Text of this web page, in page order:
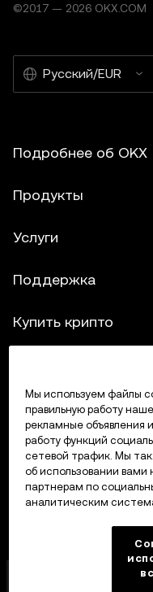
©2017 — 2026 OKX.COM
Русский/EUR
Подробнее об OKX
Продукты
Услуги
Поддержка
Купить крипто
Трейдинг
Компания OKX
Мы используем файлы
правильную работу
рекламные объявления
работу функций
сетевой трафик. Мы
об использовании
партнерам по
аналитическим